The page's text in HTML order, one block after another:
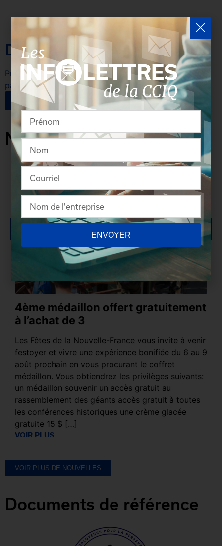
Devenez partenaire
Profitez d'une visibilité importante en devenant
partenaire de la CCIQ!
EN SAVOIR PLUS
Nouvelles des membres
4ème médaillon offert gratuitement
à l’achat de 3
Les Fêtes de la Nouvelle-France vous invite à venir
festoyer et vivre une expérience bonifiée du 6 au 9
août prochain en vous procurant le coffret
médaillon. Vous obtiendrez les privilèges suivants:
un médaillon souvenir un accès gratuit au
rassemblement des géants accès gratuit à toutes
les conférences historiques une crème glacée
gratuite 15 $ […]
VOIR PLUS
VOIR PLUS DE NOUVELLES
Documents de référence
ENVOYER